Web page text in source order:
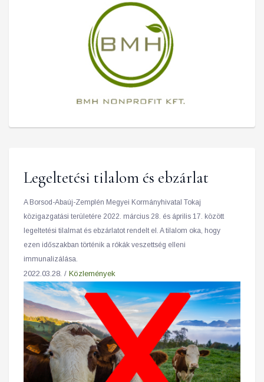
Legeltetési tilalom és ebzárlat
A Borsod-Abaúj-Zemplén Megyei Kormányhivatal Tokaj
közigazgatási területére 2022. március 28. és április 17. között
legeltetési tilalmat és ebzárlatot rendelt el. A tilalom oka, hogy
ezen időszakban történik a rókák veszettség elleni
immunalizálása.
2022.03.28. / Közlemények